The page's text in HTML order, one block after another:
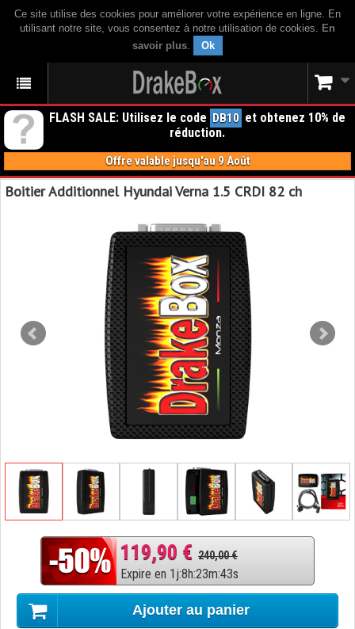
Ce site utilise des cookies pour améliorer votre expérience en ligne. En
utilisant notre site, vous consentez à notre utilisation de cookies. En
savoir plus. Ok
FLASH SALE: Utilisez le code DB10 et obtenez 10% de
réduction.
Offre valable jusqu'au 9 Août
Boitier Additionnel Hyundai Verna 1.5 CRDI 82 ch
119,90 € 240,00 €
Expire en 1j:8h:23m:42s
Ajouter au panier